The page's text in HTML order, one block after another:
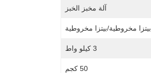
آلة مخبز الخبز
بيتزا مخروطية/بيتزا مخروطية
3 كيلو واط
50 كجم